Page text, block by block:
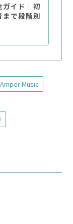
イド｜初
まで段階別
Amper Music